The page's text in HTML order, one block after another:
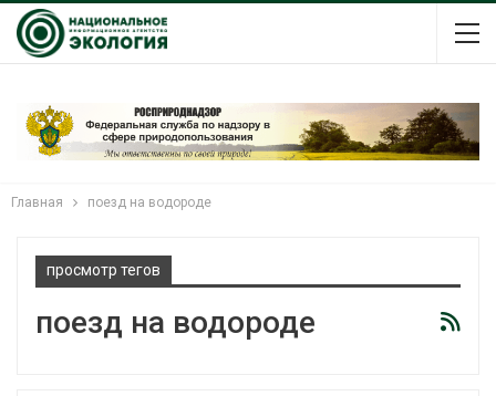
Главная поезд на водороде
просмотр тегов
поезд на водороде